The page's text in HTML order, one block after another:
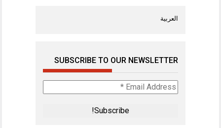
العربية
SUBSCRIBE TO OUR NEWSLETTER
Email
Address